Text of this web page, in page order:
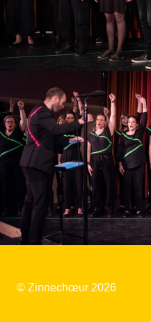
© Zinnechœur 2026